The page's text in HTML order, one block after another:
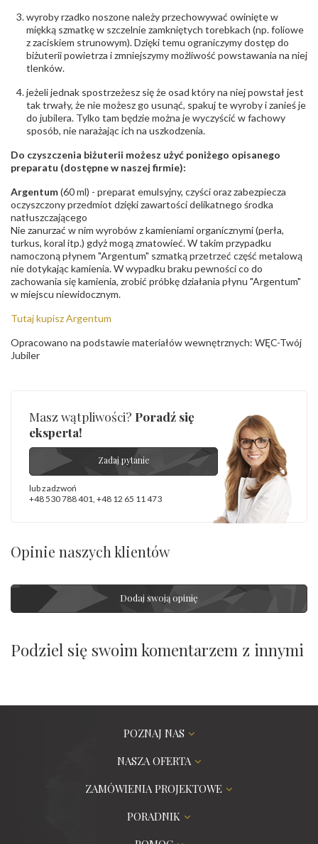
Producent
odpowiedzialny:
WĘC-Twój Jubiler S.C. Artur Węc, Małgorzata
Suchan, ul. Kurczaba 3, 30-868 Kraków; NIP:
679-25-92-107; sklep@wec.com.pl
Bezpieczeństwo
- rodzaj
Nie nadaje się dla dzieci w wieku poniżej 3 lat
wyroby rzadko noszone należy przechowywać owinięte w
miękką szmatkę w szczelnie zamkniętych torebkach (np. foliowe
z zaciskiem strunowym). Dzięki temu ograniczymy dostęp do
biżuterii powietrza i zmniejszymy możliwość powstawania na niej
tlenków.
jeżeli jednak spostrzeżesz się że osad który na niej powstał jest
tak trwały, że nie możesz go usunąć, spakuj te wyroby i zanieś je
do jubilera. Tylko tam będzie można je wyczyścić w fachowy
sposób, nie narażając ich na uszkodzenia.
Do czyszczenia biżuterii możesz użyć poniżego opisanego
preparatu (dostępne w naszej firmie):
Argentum(60 ml) - preparat emulsyjny, czyści oraz zabezpiecza
oczyszczony przedmiot dzięki zawartości delikatnego środka
natłuszczającego
Nie zanurzać w nim wyrobów z kamieniami organicznymi (perła,
turkus, koral itp.) gdyż mogą zmatowieć. W takim przypadku
namoczoną płynem "Argentum" szmatką przetrzeć część metalową
nie dotykając kamienia. W wypadku braku pewności co do
zachowania się kamienia, zrobić próbkę działania płynu "Argentum"
w miejscu niewidocznym.
Tutaj kupisz Argentum
Opracowano na podstawie materiałów wewnętrznych: WĘC-Twój
Jubiler
Masz wątpliwości? Poradź się
eksperta!
Zadaj pytanie
lub zadzwoń
+48 530 788 401, +48 12 65 11 473
Opinie naszych klientów
Dodaj swoją opinię
Podziel się swoim komentarzem z innymi
POZNAJ NAS
NASZA OFERTA
ZAMÓWIENIA PROJEKTOWE
PORADNIK